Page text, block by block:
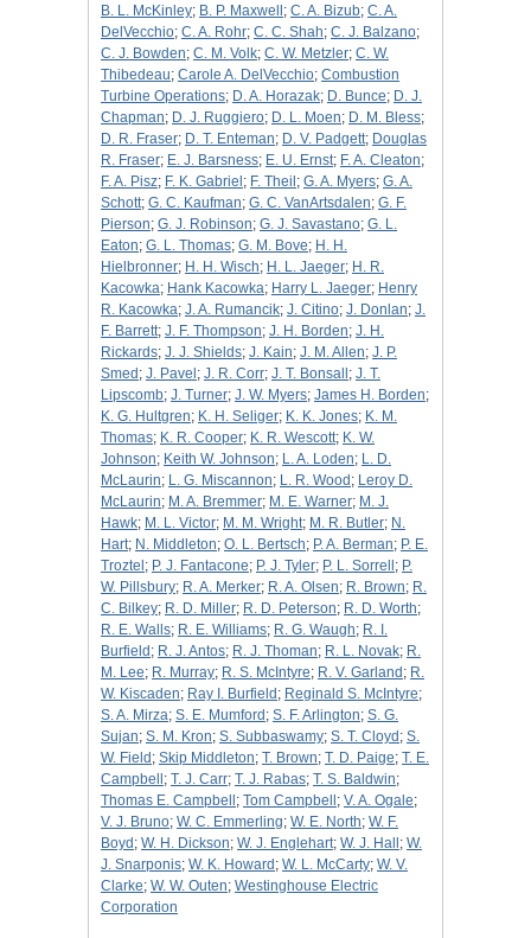
B. L. McKinley; B. P. Maxwell ; C. A. Bizub; C. A.
DelVecchio; C. A. Rohr; C. C. Shah; C. J. Balzano;
C. J. Bowden; C. M. Volk; C. W. Metzler; C. W.
Thibedeau; Carole A. DelVecchio; Combustion
Turbine Operations; D. A. Horazak; D. Bunce; D. J.
Chapman; D. J. Ruggiero; D. L. Moen; D. M. Bless;
D. R. Fraser; D. T. Enteman; D. V. Padgett; Douglas
R. Fraser; E. J. Barsness; E. U. Ernst; F. A. Cleaton;
F. A. Pisz; F. K. Gabriel ; F. Theil ; G. A. Myers; G. A.
Schott; G. C. Kaufman; G. C. VanArtsdalen; G. F.
Pierson; G. J. Robinson; G. J. Savastano; G. L.
Eaton; G. L. Thomas; G. M. Bove; H. H.
Hielbronner; H. H. Wisch; H. L. Jaeger; H. R.
Kacowka; Hank Kacowka; Harry L. Jaeger; Henry
R. Kacowka; J. A. Rumancik; J. Citino; J. Donlan; J.
F. Barrett; J. F. Thompson; J. H. Borden; J. H.
Rickards; J. J. Shields; J. Kain; J. M. Allen; J. P.
Smed ; J. Pavel ; J. R. Corr; J. T. Bonsall ; J. T.
Lipscomb; J. Turner; J. W. Myers; James H. Borden;
K. G. Hultgren; K. H. Seliger; K. K. Jones; K. M.
Thomas; K. R. Cooper; K. R. Wescott; K. W.
Johnson; Keith W. Johnson; L. A. Loden; L. D.
McLaurin; L. G. Miscannon; L. R. Wood ; Leroy D.
McLaurin; M. A. Bremmer; M. E. Warner; M. J.
Hawk; M. L. Victor; M. M. Wright; M. R. Butler; N.
Hart; N. Middleton; O. L. Bertsch; P. A. Berman; P. E.
Troztel ; P. J. Fantacone; P. J. Tyler; P. L. Sorrell ; P.
W. Pillsbury; R. A. Merker; R. A. Olsen; R. Brown; R.
C. Bilkey; R. D. Miller; R. D. Peterson; R. D. Worth;
R. E. Walls; R. E. Williams; R. G. Waugh; R. I.
Burfield ; R. J. Antos; R. J. Thoman; R. L. Novak; R.
M. Lee; R. Murray; R. S. McIntyre; R. V. Garland ; R.
W. Kiscaden; Ray I. Burfield ; Reginald S. McIntyre;
S. A. Mirza; S. E. Mumford ; S. F. Arlington; S. G.
Sujan; S. M. Kron; S. Subbaswamy; S. T. Cloyd ; S.
W. Field ; Skip Middleton; T. Brown; T. D. Paige; T. E.
Campbell ; T. J. Carr; T. J. Rabas; T. S. Baldwin;
Thomas E. Campbell ; Tom Campbell ; V. A. Ogale;
V. J. Bruno; W. C. Emmerling; W. E. North; W. F.
Boyd ; W. H. Dickson; W. J. Englehart; W. J. Hall ; W.
J. Snarponis; W. K. Howard ; W. L. McCarty; W. V.
Clarke; W. W. Outen; Westinghouse Electric
Corporation